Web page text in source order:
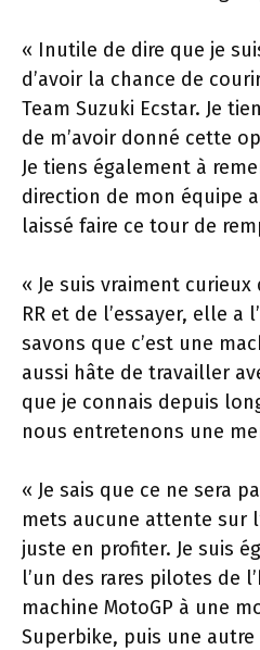
« Inutile de dire que je
d’avoir la chance de
Team Suzuki Ecstar. Je
de m’avoir donné cette
Je tiens également à
direction de mon équipe
laissé faire ce tour de
« Je suis vraiment curieux
RR et de l’essayer, elle a
savons que c’est une
aussi hâte de travailler
que je connais depuis
nous entretenons une
« Je sais que ce ne sera
mets aucune attente sur
juste en profiter. Je suis
l’un des rares pilotes de
machine MotoGP à une
Superbike, puis une autre